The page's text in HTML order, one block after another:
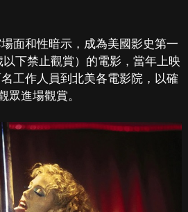
面和性暗示，成為美國影史第一
下禁止觀賞）的電影，當年上映
工作人員到北美各電影院，以確
眾進場觀賞。